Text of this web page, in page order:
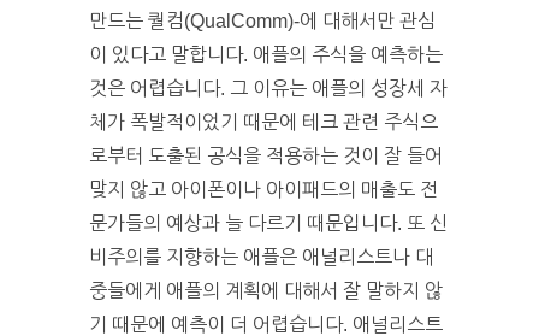
만드는 퀄컴(QualComm)-에 대해서만 관심
이 있다고 말합니다. 애플의 주식을 예측하는
것은 어렵습니다. 그 이유는 애플의 성장세 자
체가 폭발적이었기 때문에 테크 관련 주식으
로부터 도출된 공식을 적용하는 것이 잘 들어
맞지 않고 아이폰이나 아이패드의 매출도 전
문가들의 예상과 늘 다르기 때문입니다. 또 신
비주의를 지향하는 애플은 애널리스트나 대
중들에게 애플의 계획에 대해서 잘 말하지 않
기 때문에 예측이 더 어렵습니다. 애널리스트